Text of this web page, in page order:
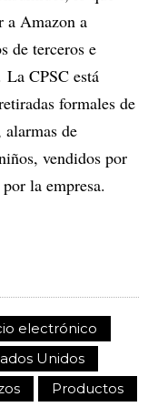
a Amazon a
de terceros e
La CPSC está
formales de
alarmas de
vendidos por
la empresa.
electrónico
Unidos
Productos